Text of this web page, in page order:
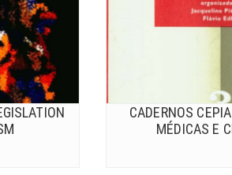
CADERNOS
MÉDICAS E